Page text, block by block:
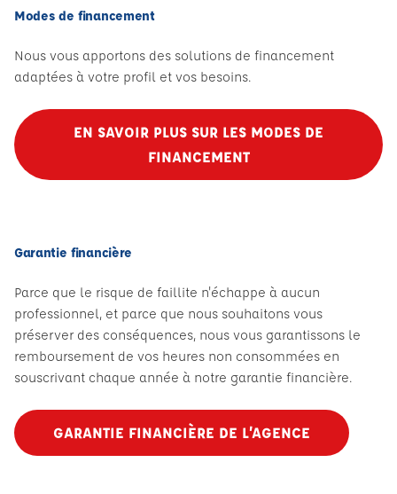
Modes de financement
Nous vous apportons des solutions de financement
adaptées à votre profil et vos besoins.
EN SAVOIR PLUS SUR LES MODES DE
FINANCEMENT
Garantie financière
Parce que le risque de faillite n'échappe à aucun
professionnel, et parce que nous souhaitons vous
préserver des conséquences, nous vous garantissons le
remboursement de vos heures non consommées en
souscrivant chaque année à notre garantie financière.
GARANTIE FINANCIÈRE DE L’AGENCE